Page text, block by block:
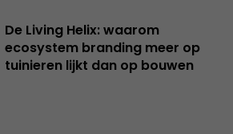
De Living Helix: waarom
ecosystem branding meer op
tuinieren lijkt dan op bouwen